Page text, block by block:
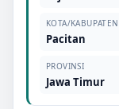
KOTA/KABUPATEN
Pacitan
PROVINSI
Jawa Timur